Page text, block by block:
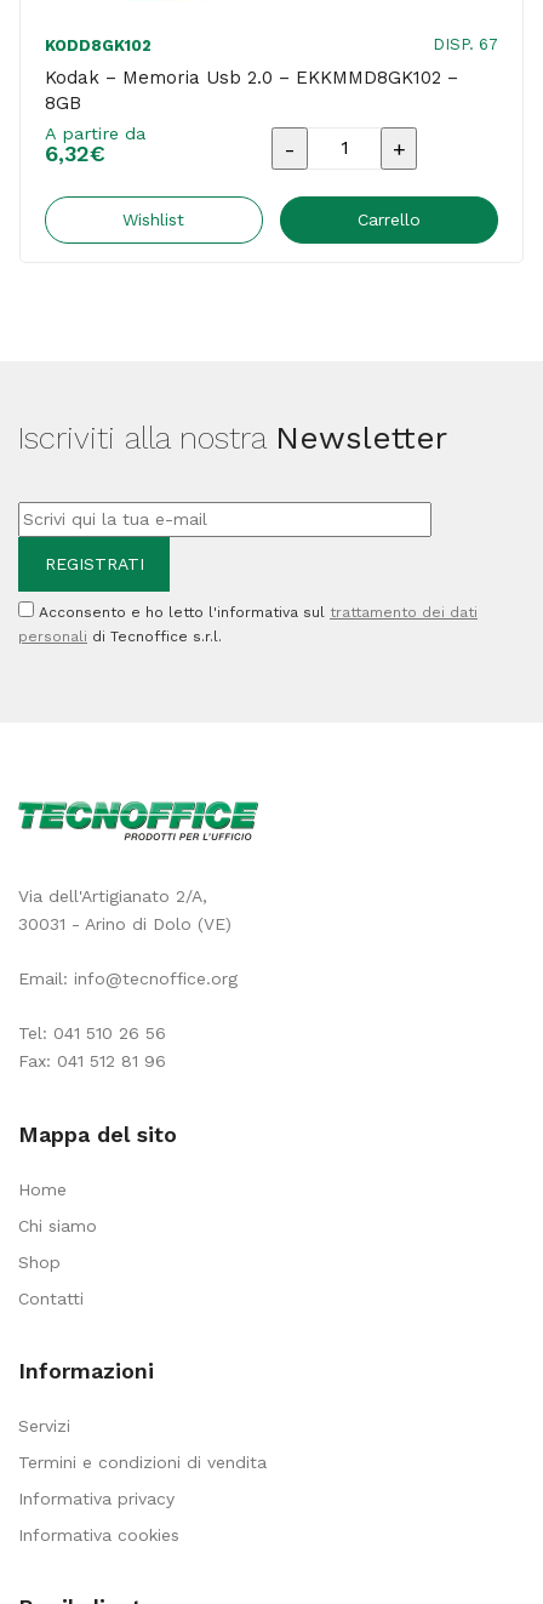
KODD8GK102 DISP. 67
Kodak – Memoria Usb 2.0 – EKKMMD8GK102 –
8GB
A partire da
6,32€
Kodak
Memoria
8GB
Wishlist Carrello
Iscriviti alla nostra Newsletter
Acconsento e ho letto l'informativa sul trattamento dei dati
personali di Tecnoffice s.r.l.
Via dell'Artigianato 2/A,
30031 - Arino di Dolo (VE)
Email: info@tecnoffice.org
Tel: 041 510 26 56
Fax: 041 512 81 96
Mappa del sito
Home
Chi siamo
Shop
Contatti
Informazioni
Servizi
Termini e condizioni di vendita
Informativa privacy
Informativa cookies